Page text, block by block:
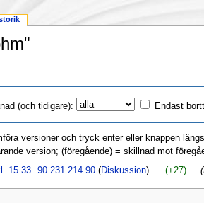
(och tidigare): Endast
versioner och tryck enter eller knappen
version; (föregående) = skillnad mot
15.33‎ 90.231.214.90 (Diskussion) (+27)‎ . .